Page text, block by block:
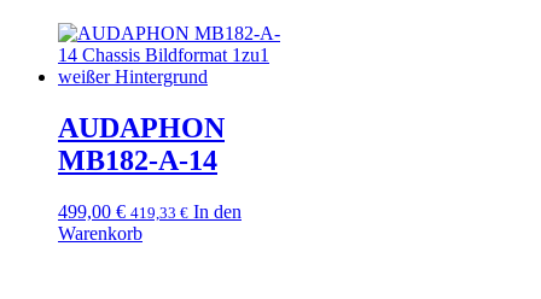
AUDAPHON
MB182-A-14
499,00 € 419,33 € In den
Warenkorb